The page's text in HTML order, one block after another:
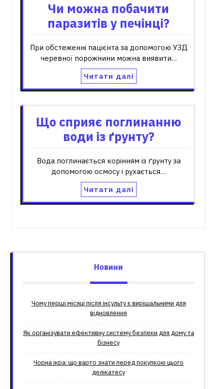
Чи можна побачити
паразитів у печінці?
При обстеженні пацієнта за допомогою УЗД
черевної порожнини можна виявити…
Читати далі
Що сприяє поглинанню
води із ґрунту?
Вода поглинається корінням із ґрунту за
допомогою осмосу і рухається…
Читати далі
Новини
Чому перші місяці після інсульту є вирішальними для
відновлення
Як організувати ефективну систему безпеки для дому та
бізнесу
Чорна ікра: що варто знати перед покупкою цього
делікатесу